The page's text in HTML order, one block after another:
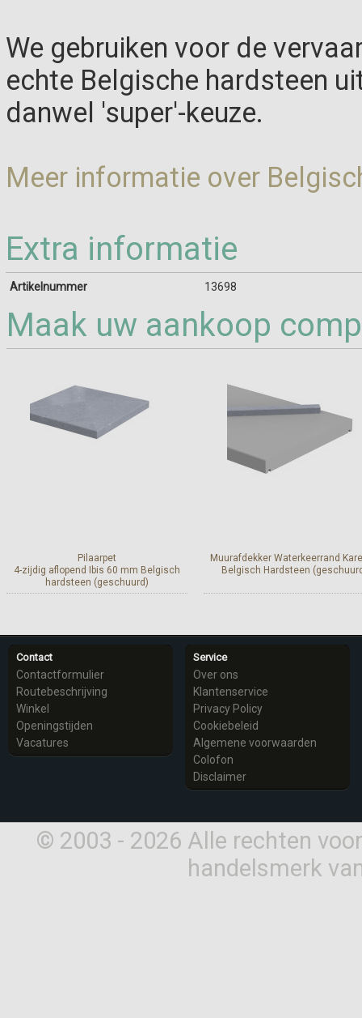
We gebruiken voor de
echte Belgische hardsteen
danwel 'super'-keuze.
Meer informatie over
Extra informatie
Artikelnummer 13698
Maak uw aankoop
Pilaarpet
4-zijdig aflopend Ibis 60 mm Belgisch
hardsteen (geschuurd)
Muurafdekker Waterkeerrand
Belgisch Hardsteen
Contact
Contactformulier
Routebeschrijving
Winkel
Openingstijden
Vacatures
Service
Over ons
Klantenservice
Privacy Policy
Cookiebeleid
Algemene voorwaarden
Colofon
Disclaimer
© 2003 - 2026 Alle rechten
handelsmerk